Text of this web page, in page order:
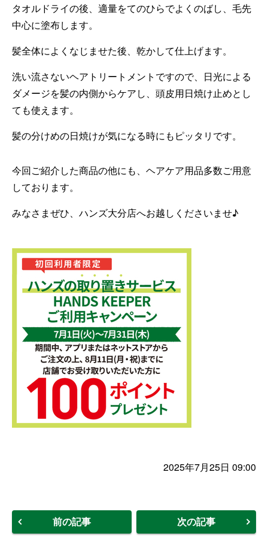
タオルドライの後、適量をてのひらでよくのばし、毛先
中心に塗布します。
髪全体によくなじませた後、乾かして仕上げます。
洗い流さないヘアトリートメントですので、日光による
ダメージを髪の内側からケアし、頭皮用日焼け止めとし
ても使えます。
髪の分けめの日焼けが気になる時にもピッタリです。
今回ご紹介した商品の他にも、ヘアケア用品多数ご用意
しております。
みなさまぜひ、ハンズ大分店へお越しくださいませ♪
2025年7月25日 09:00
前の記事 次の記事